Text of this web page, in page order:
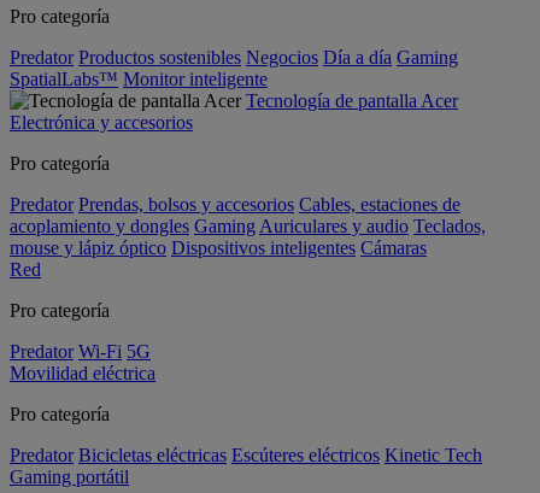
Pro categoría
Predator Productos sostenibles Negocios Día a día Gaming
SpatialLabs™ Monitor inteligente
Tecnología de pantalla Acer
Electrónica y accesorios
Pro categoría
Predator Prendas, bolsos y accesorios Cables, estaciones de
acoplamiento y dongles Gaming Auriculares y audio Teclados,
mouse y lápiz óptico Dispositivos inteligentes Cámaras
Red
Pro categoría
Predator Wi-Fi 5G
Movilidad eléctrica
Pro categoría
Predator Bicicletas eléctricas Escúteres eléctricos Kinetic Tech
Gaming portátil